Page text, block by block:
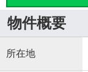
物件概要
所在地